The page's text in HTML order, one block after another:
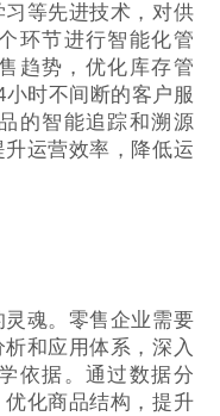
等先进技术，对供
环节进行智能化管
趋势，优化库存管
时不间断的客户服
的智能追踪和溯源
运营效率，降低运
魂。零售企业需要
和应用体系，深入
依据。通过数据分
化商品结构，提升